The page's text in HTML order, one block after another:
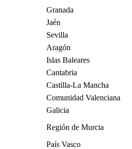
Granada
Jaén
Sevilla
Aragón
Islas Baleares
Cantabria
Castilla-La Mancha
Comunidad Valenciana
Galicia
Región de Murcia
País Vasco